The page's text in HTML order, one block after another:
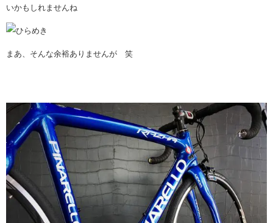
いかもしれませんね
まあ、そんな余裕ありませんが 笑